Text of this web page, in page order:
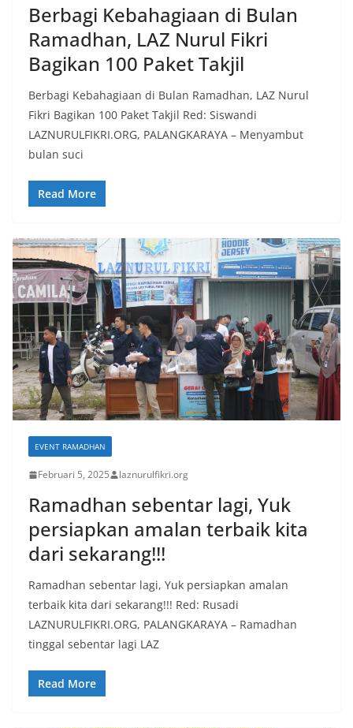
Berbagi Kebahagiaan di Bulan
Ramadhan, LAZ Nurul Fikri
Bagikan 100 Paket Takjil
Berbagi Kebahagiaan di Bulan Ramadhan, LAZ Nurul
Fikri Bagikan 100 Paket Takjil Red: Siswandi
LAZNURULFIKRI.ORG, PALANGKARAYA – Menyambut
bulan suci
Read More
EVENT RAMADHAN
Februari 5, 2025 laznurulfikri.org
Ramadhan sebentar lagi, Yuk
persiapkan amalan terbaik kita
dari sekarang!!!
Ramadhan sebentar lagi, Yuk persiapkan amalan
terbaik kita dari sekarang!!! Red: Rusadi
LAZNURULFIKRI.ORG, PALANGKARAYA – Ramadhan
tinggal sebentar lagi LAZ
Read More